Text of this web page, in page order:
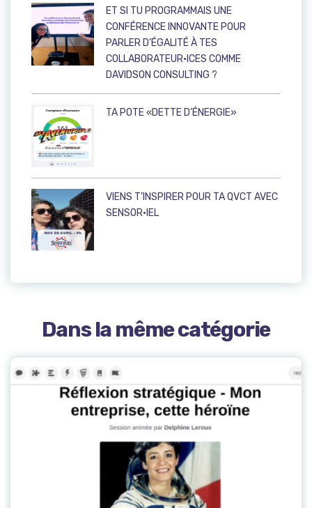
ET SI TU PROGRAMMAIS UNE
CONFÉRENCE INNOVANTE POUR
PARLER D’ÉGALITÉ À TES
COLLABORATEUR·ICES COMME
DAVIDSON CONSULTING ?
TA POTE «DETTE D’ÉNERGIE»
VIENS T’INSPIRER POUR TA QVCT AVEC
SENSOR·IEL
Dans la même catégorie